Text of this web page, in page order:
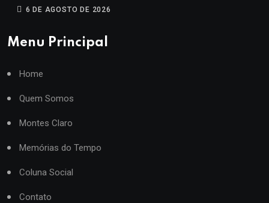
6 DE AGOSTO DE 2026
Menu Principal
Home
Quem Somos
Montes Claro
Memórias do Tempo
Coluna Social
Contato